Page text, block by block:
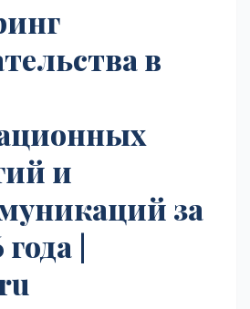
в
и
за
|